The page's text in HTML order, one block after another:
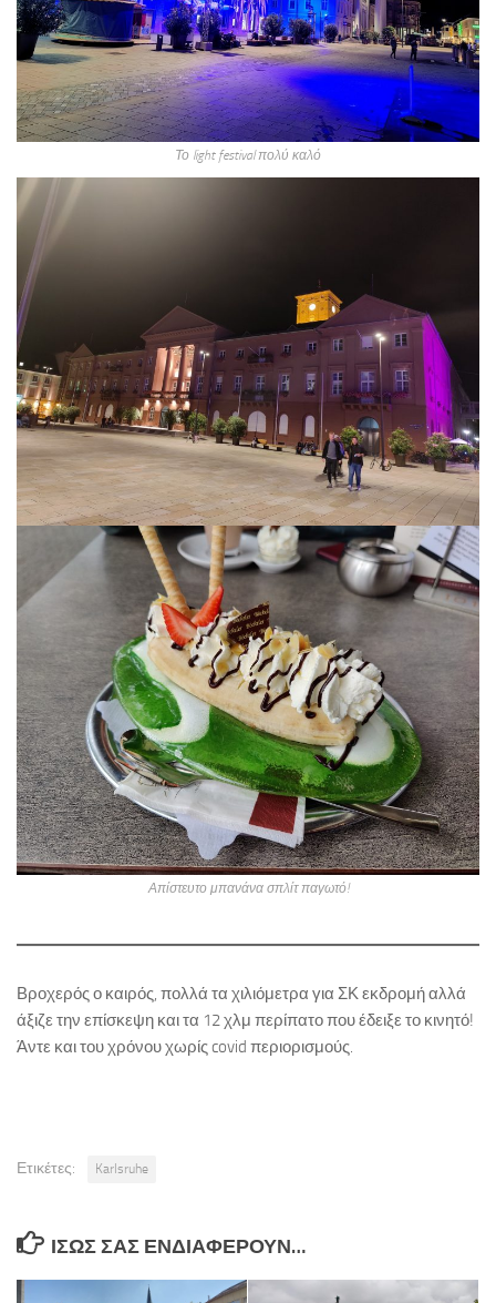
Το light festival πολύ καλό
Απίστευτο μπανάνα σπλίτ παγωτό!
Βροχερός ο καιρός, πολλά τα χιλιόμετρα για ΣΚ εκδρομή αλλά
άξιζε την επίσκεψη και τα 12 χλμ περίπατο που έδειξε το κινητό!
Άντε και του χρόνου χωρίς covid περιορισμούς.
Ετικέτες: Karlsruhe
ΊΣΩΣ ΣΑΣ ΕΝΔΙΑΦΈΡΟΥΝ…